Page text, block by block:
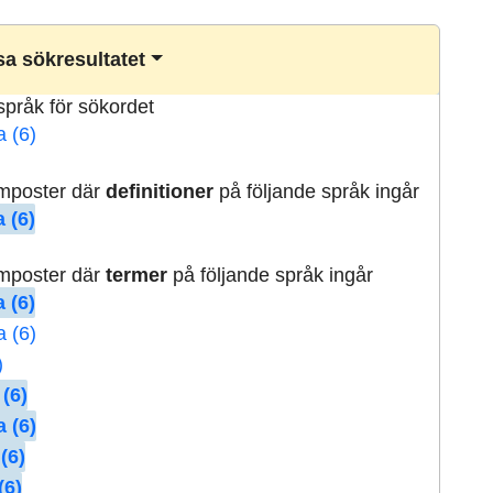
sökresultatet
för sökordet
(6)
därdefinitioner på följande språk ingår
(6)
därtermer på följande språk ingår
(6)
(6)
(6)